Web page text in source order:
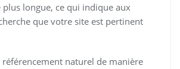
plus longue, ce qui indique aux
que votre site est pertinent
naturel de manière